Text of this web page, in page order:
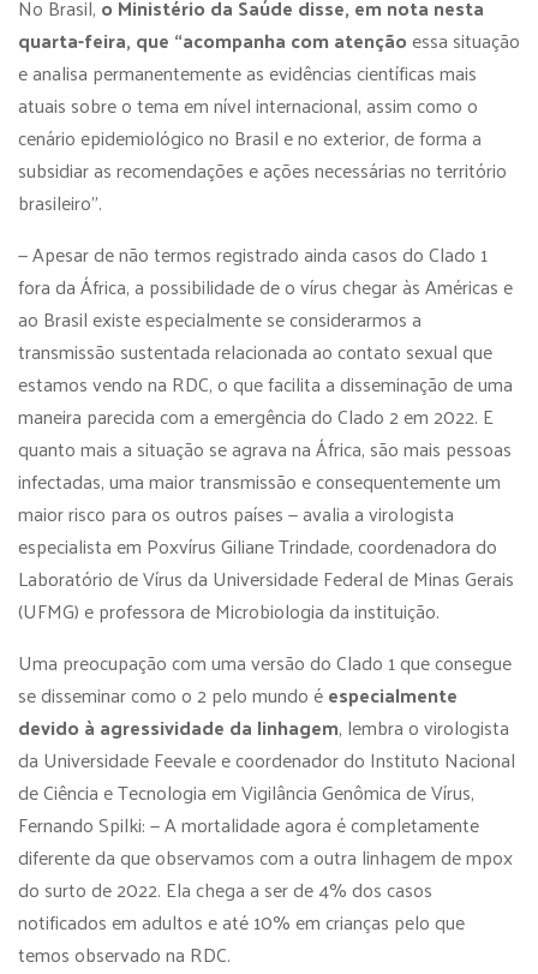
No Brasil, o Ministério da Saúde disse, em nota nesta
quarta-feira, que “acompanha com atençãoessa situação
e analisa permanentemente as evidências científicas mais
atuais sobre o tema em nível internacional, assim como o
cenário epidemiológico no Brasil e no exterior, de forma a
subsidiar as recomendações e ações necessárias no território
brasileiro”.
— Apesar de não termos registrado ainda casos do Clado 1
fora da África, a possibilidade de o vírus chegar às Américas e
ao Brasil existe especialmente se considerarmos a
transmissão sustentada relacionada ao contato sexual que
estamos vendo na RDC, o que facilita a disseminação de uma
maneira parecida com a emergência do Clado 2 em 2022. E
quanto mais a situação se agrava na África, são mais pessoas
infectadas, uma maior transmissão e consequentemente um
maior risco para os outros países — avalia a virologista
especialista em Poxvírus Giliane Trindade, coordenadora do
Laboratório de Vírus da Universidade Federal de Minas Gerais
(UFMG) e professora de Microbiologia da instituição.
Uma preocupação com uma versão do Clado 1 que consegue
se disseminar como o 2 pelo mundo éespecialmente
devido à agressividade da linhagem, lembra o virologista
da Universidade Feevale e coordenador do Instituto Nacional
de Ciência e Tecnologia em Vigilância Genômica de Vírus,
Fernando Spilki: — A mortalidade agora é completamente
diferente da que observamos com a outra linhagem de mpox
do surto de 2022. Ela chega a ser de 4% dos casos
notificados em adultos e até 10% em crianças pelo que
temos observado na RDC.